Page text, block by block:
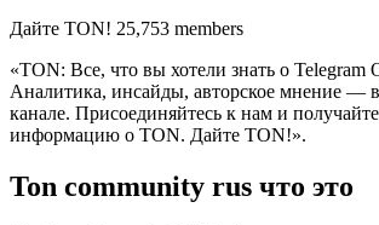
Дайте TON! 25,753 members
«TON: Все, что вы хотели знать о Telegram
Аналитика, инсайды, авторское мнение —
канале. Присоединяйтесь к нам и
информацию о TON. Дайте TON!».
Ton community rus что это